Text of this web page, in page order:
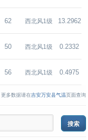
62 西北风1级 13.2962
50 西北风1级 0.2332
56 西北风1级 0.4975
更多数据请在吉安万安县气温页面查询